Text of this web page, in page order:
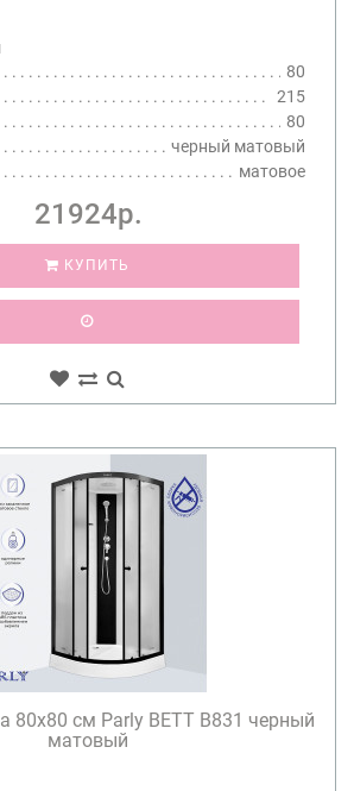
80
215
80
черный матовый
матовое
21924р.
КУПИТЬ
80х80 см Parly BETT B831 черный
матовый